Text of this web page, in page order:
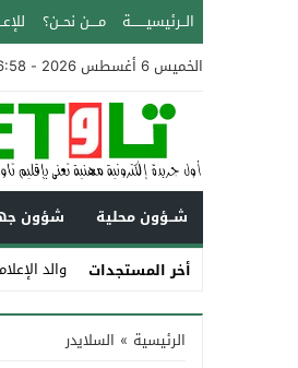
الــرئيسيـــــــة مــــن نحــن؟
الخميس 6 أغسطس 2026 - 6:58 صباحًا
شــؤون محلية شؤون
أخر المستجدات
والد
Stop
Previous
الرئيسية » السلايدر